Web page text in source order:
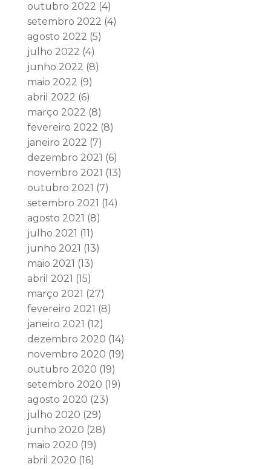
outubro 2022 (4)
setembro 2022 (4)
agosto 2022 (5)
julho 2022 (4)
junho 2022 (8)
maio 2022 (9)
abril 2022 (6)
março 2022 (8)
fevereiro 2022 (8)
janeiro 2022 (7)
dezembro 2021 (6)
novembro 2021 (13)
outubro 2021 (7)
setembro 2021 (14)
agosto 2021 (8)
julho 2021 (11)
junho 2021 (13)
maio 2021 (13)
abril 2021 (15)
março 2021 (27)
fevereiro 2021 (8)
janeiro 2021 (12)
dezembro 2020 (14)
novembro 2020 (19)
outubro 2020 (19)
setembro 2020 (19)
agosto 2020 (23)
julho 2020 (29)
junho 2020 (28)
maio 2020 (19)
abril 2020 (16)